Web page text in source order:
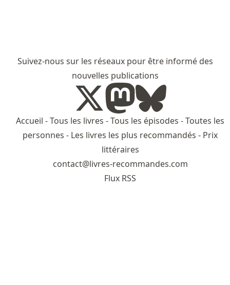
Suivez-nous sur les réseaux pour être informé des
nouvelles publications
Accueil -Tous les livres -Tous les épisodes -Toutes les
personnes - Les livres les plus recommandés - Prix
littéraires
contact@livres-recommandes.com
Flux RSS